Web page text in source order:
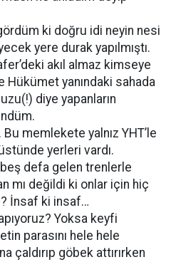
ki doğru idi neyin nesi
yere durak yapılmıştı.
akıl almaz kimseye
Hükümet yanındaki sahada
diye yapanların
memlekete yalnız YHT’le
yerleri vardı.
defa gelen trenlerle
mı değildi ki onlar için hiç
İnsaf ki insaf…
Yoksa keyfi
parasını hele hele
çaldırıp göbek attırırken